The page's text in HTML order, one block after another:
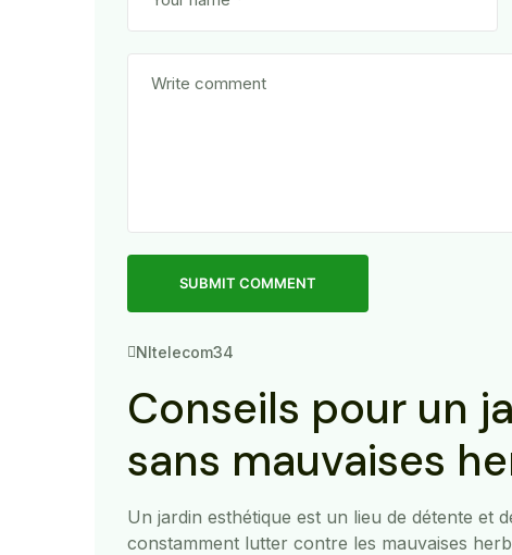
SUBMIT COMMENT
Nltelecom34
Conseils pour un
sans mauvaises
Un jardin esthétique est un lieu de détente et
constamment lutter contre les mauvaises